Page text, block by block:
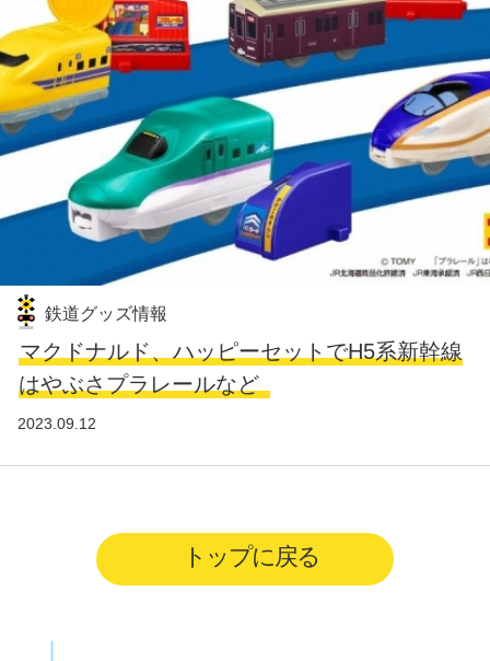
鉄道グッズ情報
マクドナルド、ハッピーセットでH5系新幹線
はやぶさプラレールなど
2023.09.12
トップに戻る